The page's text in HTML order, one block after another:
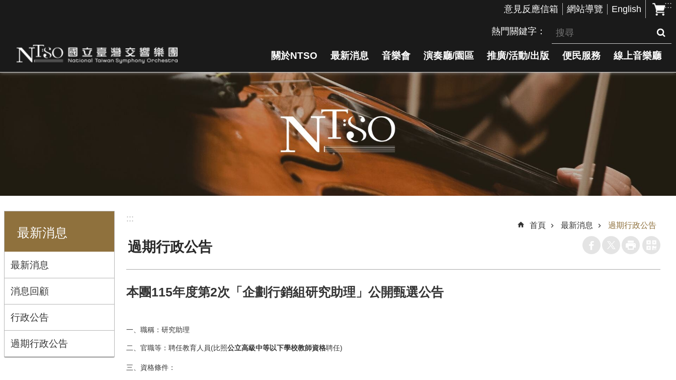
:::
意見反應信箱 網站導覽 English
熱門關鍵字
關於NTSO 最新消息 音樂會 演奏廳/園區 推廣/活動/出版 便民服務 線上音樂廳
最新消息
最新消息
消息回顧
行政公告
過期行政公告
:::
首頁 最新消息 過期行政公告
過期行政公告
本團115年度第2次「企劃行銷組研究助理」公開甄選公告
一、職稱：研究助理
二、官職等：聘任教育人員(比照公立高級中等以下學校教師資格聘任)
三、資格條件：